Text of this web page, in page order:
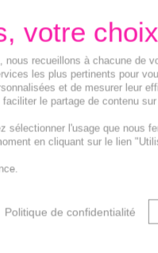
recueillons à chacune de
les plus pertinents pour
et de mesurer leur
le partage de contenu
sélectionner l'usage que nous
en cliquant sur le lien
Politique de confidentialité